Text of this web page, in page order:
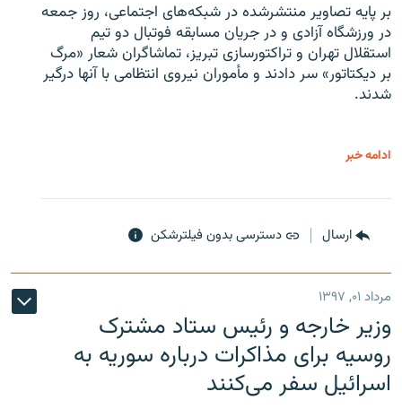
بر پایه تصاویر منتشرشده در شبکه‌های اجتماعی، روز جمعه
در ورزشگاه آزادی و در جریان مسابقه فوتبال دو تیم
استقلال تهران و تراکتورسازی تبریز، تماشاگران شعار «مرگ
بر دیکتاتور» سر دادند و مأموران نیروی انتظامی با آنها درگیر
شدند.
ادامه خبر
ارسال دسترسی بدون فیلترشکن
مرداد ۰۱, ۱۳۹۷
وزیر خارجه و رئیس‌ ستاد مشترک
روسیه برای مذاکرات درباره سوریه به
اسرائیل سفر می‌کنند